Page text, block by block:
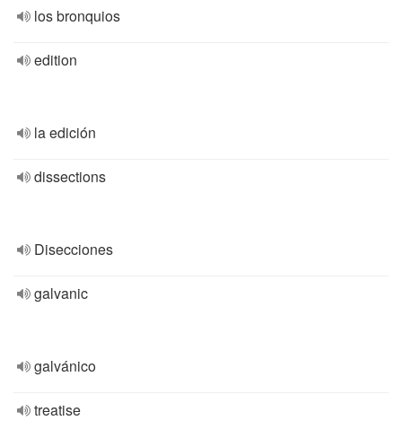
los bronquios
edition
la edición
dissections
Disecciones
galvanic
galvánico
treatise